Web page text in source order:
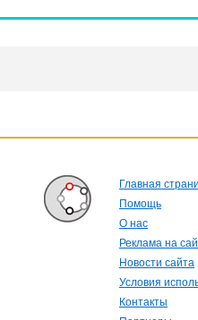
Главная
Помощь
О нас
Реклама на
Новости сайта
Условия
Контакты